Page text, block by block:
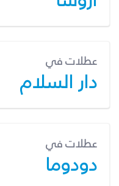
عطلات في
دار السلام
عطلات في
دودوما